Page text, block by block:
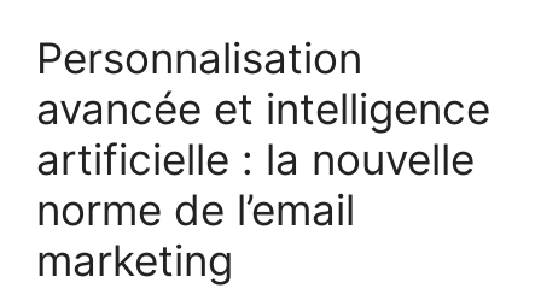
Personnalisation
avancée et intelligence
artificielle : la nouvelle
norme de l’email
marketing